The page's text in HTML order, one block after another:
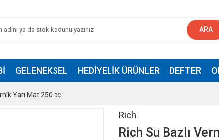
ARA
GELENEKSEL HEDIYELIK ÜRÜNLER DEFTER
Yarı Mat 250 cc
Rich
Rich Su Bazlı